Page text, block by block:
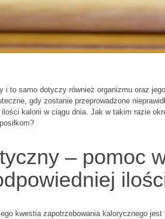
i to samo dotyczy również organizmu oraz
gdy zostanie przeprowadzone
kalorii w ciągu dnia. Jak w takim razie
– pomoc
kwestia zapotrzebowania kalorycznego